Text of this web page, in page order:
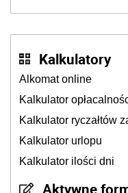
Kalkulatory
Alkomat online
Kalkulator
Kalkulator ryczałtów
Kalkulator urlopu
Kalkulator ilości dni
Aktywne